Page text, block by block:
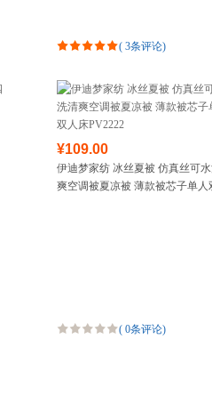
( 3条评论)
¥109.00
伊迪梦家纺 冰丝夏被 仿真丝可
爽空调被夏凉被 薄款被芯子单人
( 0条评论)